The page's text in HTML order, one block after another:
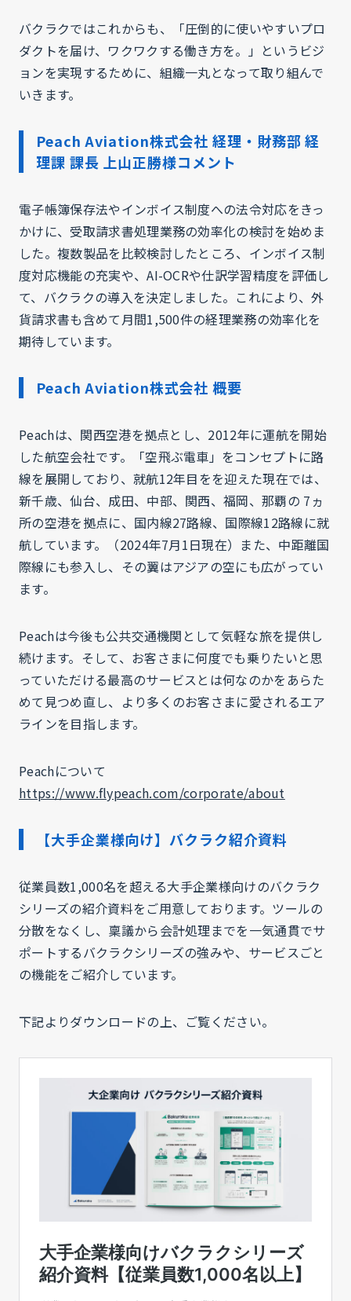
バクラクではこれからも、「圧倒的に使いやすいプロ
ダクトを届け、ワクワクする働き方を。」というビジ
ョンを実現するために、組織一丸となって取り組んで
いきます。
Peach Aviation株式会社 経理・財務部 経
理課 課長 上山正勝様コメント
電子帳簿保存法やインボイス制度への法令対応をきっ
かけに、受取請求書処理業務の効率化の検討を始めま
した。複数製品を比較検討したところ、インボイス制
度対応機能の充実や、AI-OCRや仕訳学習精度を評価し
て、バクラクの導入を決定しました。これにより、外
貨請求書も含めて月間1,500件の経理業務の効率化を
期待しています。
Peach Aviation株式会社 概要
Peachは、関西空港を拠点とし、2012年に運航を開始
した航空会社です。「空飛ぶ電車」をコンセプトに路
線を展開しており、就航12年目をを迎えた現在では、
新千歳、仙台、成田、中部、関西、福岡、那覇の 7ヵ
所の空港を拠点に、国内線27路線、国際線12路線に就
航しています。（2024年7月1日現在）また、中距離国
際線にも参入し、その翼はアジアの空にも広がってい
ます。
Peachは今後も公共交通機関として気軽な旅を提供し
続けます。そして、お客さまに何度でも乗りたいと思
っていただける最高のサービスとは何なのかをあらた
めて見つめ直し、より多くのお客さまに愛されるエア
ラインを目指します。
Peachについて
https://www.flypeach.com/corporate/about
【大手企業様向け】バクラク紹介資料
従業員数1,000名を超える大手企業様向けのバクラク
シリーズの紹介資料をご用意しております。ツールの
分散をなくし、稟議から会計処理までを一気通貫でサ
ポートするバクラクシリーズの強みや、サービスごと
の機能をご紹介しています。
下記よりダウンロードの上、ご覧ください。